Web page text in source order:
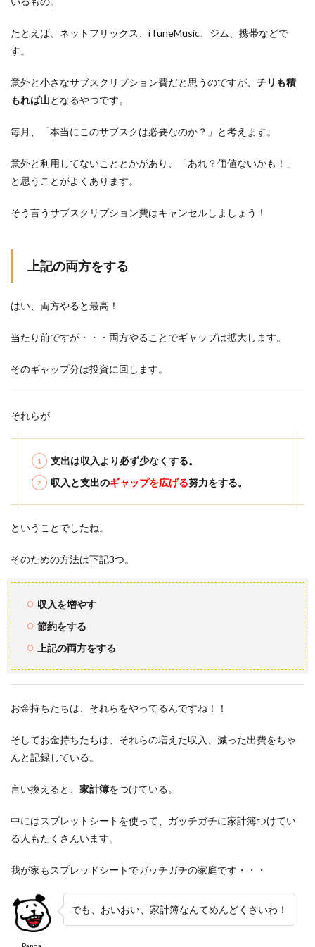
たとえば、ネットフリックス、iTuneMusic、ジム、携帯などで
す。
意外と小さなサブスクリプション費だと思うのですが、 チリも積
もれば山となるやつです。
毎月、「本当にこのサブスクは必要なのか？」と考えます。
意外と利用してないこととかがあり、「あれ？価値ないかも！」
と思うことがよくあります。
そう言うサブスクリプション費はキャンセルしましょう！
上記の両方をする
はい、両方やると最高！
当たり前ですが・・・両方やることでギャップは拡大します。
そのギャップ分は投資に回します。
それらが
支出は収入より必ず少なくする。
収入と支出のギャップを広げる努力をする。
ということでしたね。
そのための方法は下記3つ。
収入を増やす
節約をする
上記の両方をする
お金持ちたちは、それらをやってるんですね！！
そしてお金持ちたちは、それらの増えた収入、減った出費をちゃ
んと記録している。
言い換えると、 家計簿をつけている。
中にはスプレットシートを使って、ガッチガチに家計簿つけてい
る人もたくさんいます。
我が家もスプレッドシートでガッチガチの家庭です・・・
でも、おいおい、家計簿なんてめんどくさいわ！